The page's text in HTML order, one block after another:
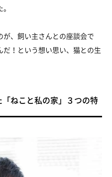
、飼い主さんとの座談会で
！という想い思い、猫との生
ねこと私の家」３つの特